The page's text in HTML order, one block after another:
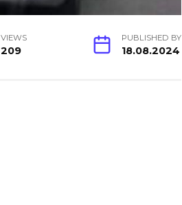
VIEWS
209
PUBLISHED BY
18.08.2024